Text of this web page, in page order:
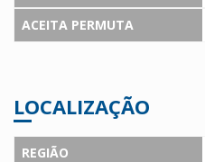
ACEITA PERMUTA
LOCALIZAÇÃO
REGIÃO